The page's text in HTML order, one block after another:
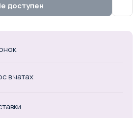
доступен
в чатах